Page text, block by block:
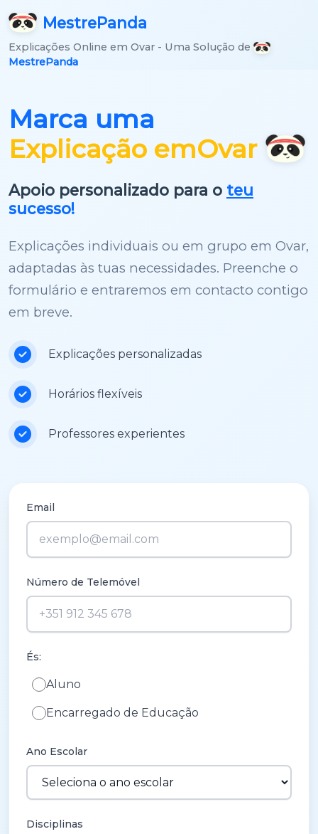
MestrePanda
Explicações Online em Ovar - Uma Solução de
MestrePanda
Marca uma
Explicação emOvar
Apoio personalizado para o teu
sucesso!
Explicações individuais ou em grupo em Ovar,
adaptadas às tuas necessidades. Preenche o
formulário e entraremos em contacto contigo
em breve.
Explicações personalizadas
Horários flexíveis
Professores experientes
Email
Número de Telemóvel
És:
Aluno
Encarregado de Educação
Ano Escolar
Disciplinas